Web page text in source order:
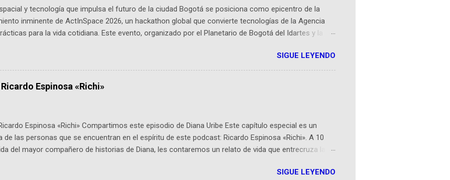
y tecnología que impulsa el futuro de la ciudad Bogotá se posiciona como epicentro de la
inminente de ActInSpace 2026, un hackathon global que convierte tecnologías de la Agencia
para la vida cotidiana. Este evento, organizado por el Planetario de Bogotá del Idartes y la
es ActInSpace y por qué importa en Bogotá ActInSpace es una competencia mundial que opera en
tienen 24 horas para idear startups basadas en tecnologías espaciales como satélites y
con un evento gratuito el 30 de enero a las 10:00 a. m. en el Planetario (calle 26B #5-93), in...
SIGUE LEYENDO
Espinosa «Richi»
Espinosa «Richi» Compartimos este episodio de Diana Uribe Este capítulo especial es un
de las personas que se encuentran en el espíritu de este podcast: Ricardo Espinosa «Richi». A 10
del mayor compañero de historias de Diana, les contaremos un relato de vida que entrecruza la
viene "la fuerza poderosa", del relato viviente que encarna una joven librera de Barichara y de
SIGUE LEYENDO